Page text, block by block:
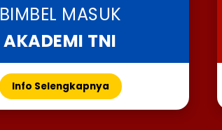
BIMBEL MASUK
AKADEMI TNI
Info Selengkapnya